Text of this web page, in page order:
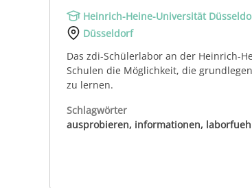
Heinrich-Heine-Universität
Düsseldorf
Das zdi-Schülerlabor an der Heinrich-
Schulen die Möglichkeit, die
zu lernen.
Schlagwörter
ausprobieren, informationen,